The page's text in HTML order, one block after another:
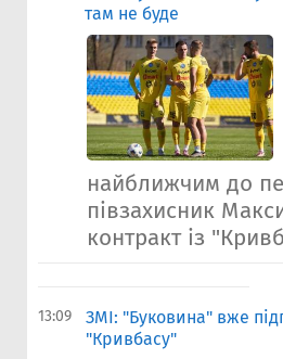
там не буде
найближчим до
півзахисник
контракт із
13:09
ЗМІ: "Буковина" вже
"Кривбасу"